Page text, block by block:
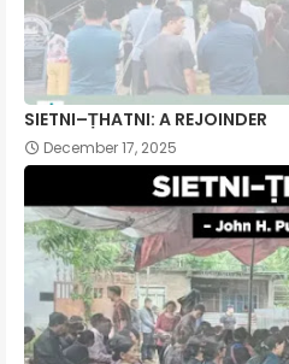
SIETNI–ṬHATNI: A REJOINDER
December 17, 2025